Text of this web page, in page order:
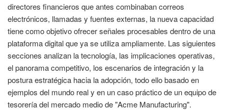
directores financieros que antes combinaban correos
electrónicos, llamadas y fuentes externas, la nueva capacidad
tiene como objetivo ofrecer señales procesables dentro de una
plataforma digital que ya se utiliza ampliamente. Las siguientes
secciones analizan la tecnología, las implicaciones operativas,
el panorama competitivo, los escenarios de integración y la
postura estratégica hacia la adopción, todo ello basado en
ejemplos del mundo real y en un caso práctico de un equipo de
tesorería del mercado medio de "Acme Manufacturing".